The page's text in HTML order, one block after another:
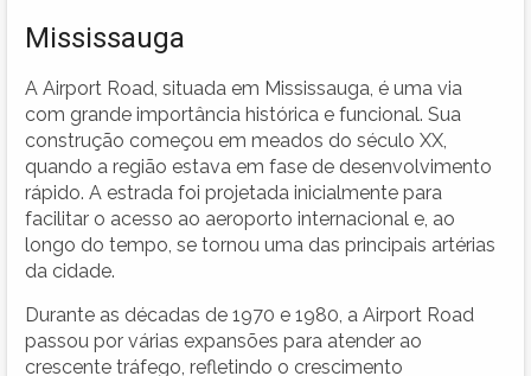
Mississauga
A Airport Road, situada em Mississauga, é uma via
com grande importância histórica e funcional. Sua
construção começou em meados do século XX,
quando a região estava em fase de desenvolvimento
rápido. A estrada foi projetada inicialmente para
facilitar o acesso ao aeroporto internacional e, ao
longo do tempo, se tornou uma das principais artérias
da cidade.
Durante as décadas de 1970 e 1980, a Airport Road
passou por várias expansões para atender ao
crescente tráfego, refletindo o crescimento